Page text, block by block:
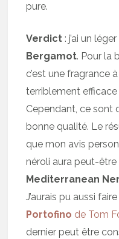
pure.
Verdict : j’ai un
Bergamot. Pour la
c’est une fragrance
terriblement efficace
Cependant, ce sont
bonne qualité. Le
que mon avis
néroli aura peut-
Mediterranean
J’aurais pu aussi
Portofino de Tom
dernier peut être